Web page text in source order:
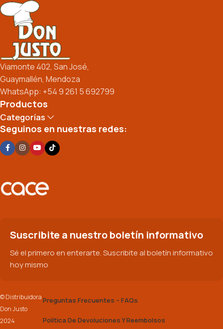
Viamonte 402, San José,
Guaymallén, Mendoza
WhatsApp: +54 9 261 5 692799
Productos
Categorías
Seguinos en nuestras redes:
Suscribite a nuestro boletín informativo
Sé el primero en enterarte. Suscribite al boletín informativo
hoy mismo
© Distribuidora
Don Justo
2024
Preguntas Frecuentes – FAQs
Política De Devoluciones Y Reembolsos